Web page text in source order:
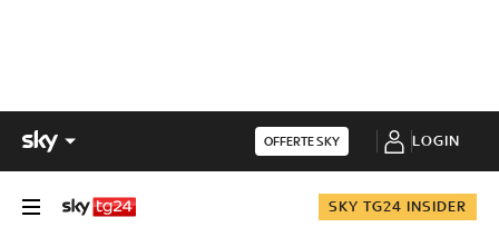
OFFERTE SKY LOGIN
SKY TG24 INSIDER